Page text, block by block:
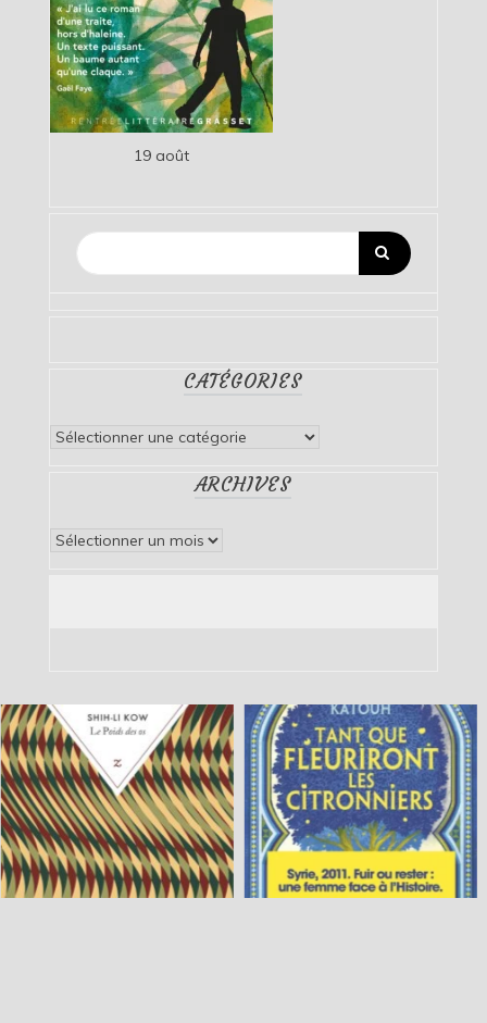
19 août
CATÉGORIES
Catégories
ARCHIVES
Archives